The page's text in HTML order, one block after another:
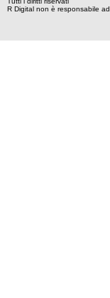
R Digital non è responsabile